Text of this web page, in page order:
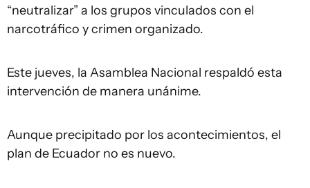
“neutralizar” a los grupos vinculados con el
narcotráfico y crimen organizado.
Este jueves, la Asamblea Nacional respaldó esta
intervención de manera unánime.
Aunque precipitado por los acontecimientos, el
plan de Ecuador no es nuevo.